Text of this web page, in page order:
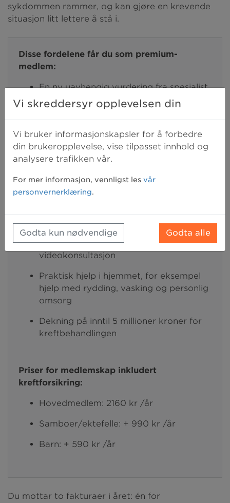
sykdommen rammer, og kan gjøre en krevende
situasjon litt lettere å stå i.
Disse fordelene får du som premium-
medlem:
En ny uavhengig vurdering fra spesialist
(second opinion)
Tilgang til medisiner, behandling og
diagnostisk teknologi som ikke tilbys av
den offentlige norske helsetjenesten
En personlig medisinsk koordinator som
følger deg hele veien
Reisekostnader og losji for både pasient
Rehabilitering etter behandling på et
eget rehabiliteringssenter, eller gjennom
videokonsultasjon
Praktisk hjelp i hjemmet, for eksempel
hjelp med rydding, vasking og personlig
omsorg
Dekning på inntil 5 millioner kroner for
kreftbehandlingen
Priser for medlemskap inkludert
kreftforsikring:
Hovedmedlem: 2160 kr /år
Samboer/ektefelle: + 990 kr /år
Barn: + 590 kr /år
Du mottar to fakturaer i året: én for
Vi skreddersyr opplevelsen din
Vi bruker informasjonskapsler for å forbedre
din brukeropplevelse, vise tilpasset innhold og
analysere trafikken vår.
For mer informasjon, vennligst les vår
personvernerklæring.
Godta kun nødvendige Godta alle